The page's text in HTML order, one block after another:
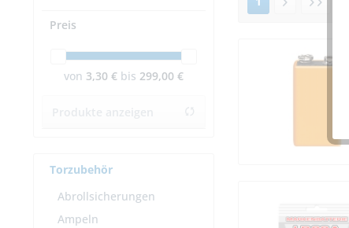
Preis
von 3,30 € bis 299,00 €
Torzubehör
Abrollsicherungen
Ampeln